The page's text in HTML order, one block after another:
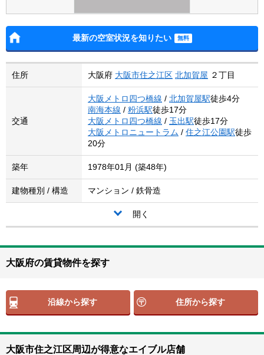
最新の空室状況を知りたい
住所 大阪府 大阪市住之江区 北加賀屋 ２丁目
交通
大阪メトロ四つ橋線 / 北加賀屋駅徒歩4分
南海本線 / 粉浜駅徒歩17分
大阪メトロ四つ橋線 / 玉出駅徒歩17分
大阪メトロニュートラム / 住之江公園駅徒歩
20分
築年 1978年01月 (築48年)
建物種別 / 構造 マンション / 鉄骨造
開く
大阪府の賃貸物件を探す
沿線から探す 住所から探す
大阪市住之江区周辺が得意なエイブル店舗